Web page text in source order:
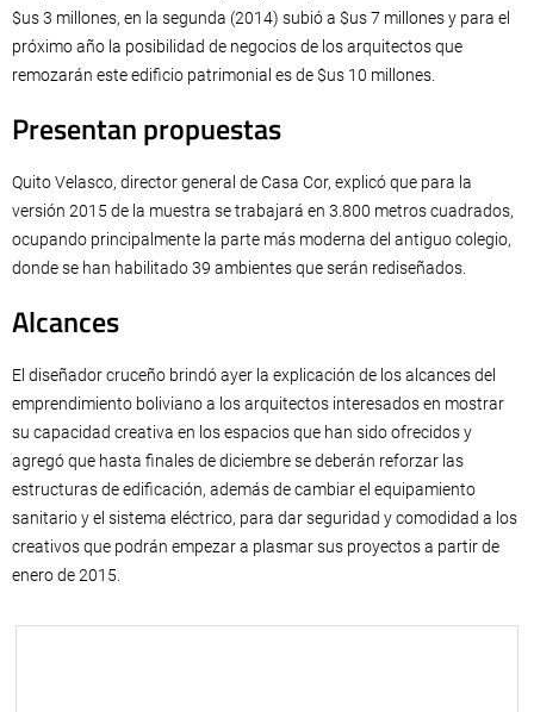
$us 3 millones, en la segunda (2014) subió a $us 7 millones y para el
próximo año la posibilidad de negocios de los arquitectos que
remozarán este edificio patrimonial es de $us 10 millones.
Presentan propuestas
Quito Velasco, director general de Casa Cor, explicó que para la
versión 2015 de la muestra se trabajará en 3.800 metros cuadrados,
ocupando principalmente la parte más moderna del antiguo colegio,
donde se han habilitado 39 ambientes que serán rediseñados.
Alcances
El diseñador cruceño brindó ayer la explicación de los alcances del
emprendimiento boliviano a los arquitectos interesados en mostrar
su capacidad creativa en los espacios que han sido ofrecidos y
agregó que hasta finales de diciembre se deberán reforzar las
estructuras de edificación, además de cambiar el equipamiento
sanitario y el sistema eléctrico, para dar seguridad y comodidad a los
creativos que podrán empezar a plasmar sus proyectos a partir de
enero de 2015.